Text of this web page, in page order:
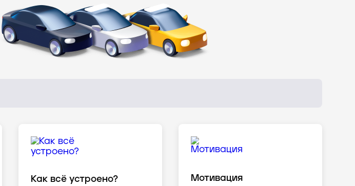
Как всё устроено? Мотивация